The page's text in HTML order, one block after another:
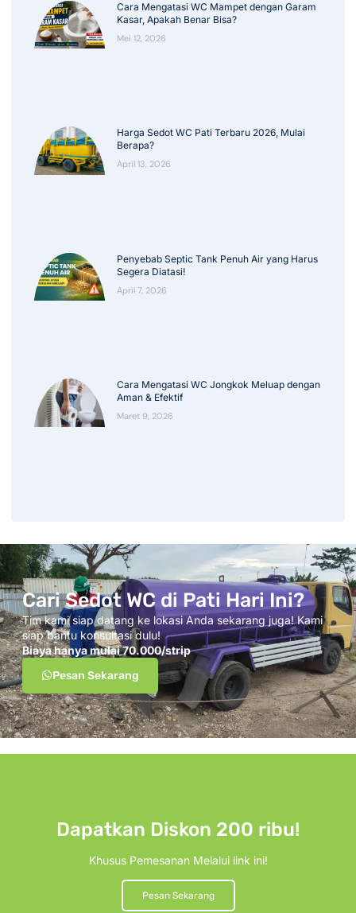
Cara Mengatasi WC Mampet dengan Garam
Kasar, Apakah Benar Bisa?
Mei 12, 2026
Harga Sedot WC Pati Terbaru 2026, Mulai
Berapa?
April 13, 2026
Penyebab Septic Tank Penuh Air yang Harus
Segera Diatasi!
April 7, 2026
Cara Mengatasi WC Jongkok Meluap dengan
Aman & Efektif
Maret 9, 2026
Cari Sedot WC di Pati Hari Ini?
Tim kami siap datang ke lokasi Anda sekarang juga! Kami
siap bantu konsultasi dulu!
Biaya hanya mulai 70.000/strip
Pesan Sekarang
Dapatkan Diskon 200 ribu!
Khusus Pemesanan Melalui link ini!
Pesan Sekarang